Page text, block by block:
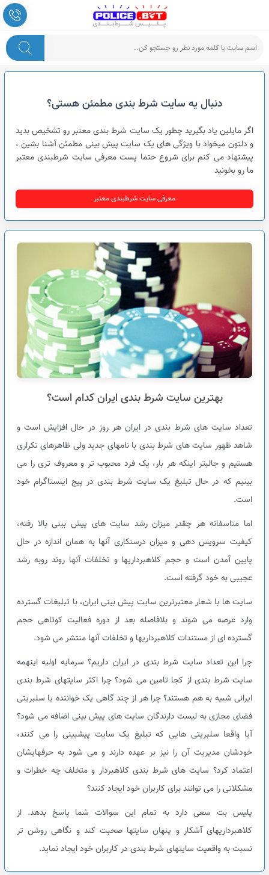
دنبال یه سایت شرط بندی مطمئن هستی؟
اگر مایلین یاد بگیرید چطور یک سایت شرط بندی معتبر رو تشخیص بدید
و دلتون میخواد با ویژگی های یک سایت پیش بینی مطمئن آشنا بشین ،
پیشنهاد می کنم برای شروع حتما پست معرفی سایت شرطبندی معتبر
ما رو بخونید
معرفی سایت شرطبندی معتبر
بهترین سایت شرط بندی ایران کدام است؟
تعداد سایت های شرط بندی در ایران هر روز در حال افزایش است و
شاهد ظهور سایت های شرط بندی با نامهای جدید ولی ظاهرهای تکراری
هستیم و جالبتر اینکه هر بار، یک فرد محبوب تر و معروف تری را می
بینیم که در حال تبلیغ یک سایت شرط بندی در پیج اینستاگرام خود
است.
اما متاسفانه هر چقدر میزان رشد سایت های پیش بینی بالا رفته،
کیفیت سرویس دهی و میزان درستکاری آنها به همان اندازه در حال
پایین آمدن است و حجم کلاهبرداریها و تخلفات آنها روند روبه رشد
عجیبی به خود گرفته است.
سایت ها با شعار معتبرترین سایت پیش بینی ایران، با تبلیغات گسترده
وارد عرصه می شوند و بلافاصله بعد از دوره فعالیت کوتاهی حجم
گسترده ای از مستندات کلاهبرداریها و تخلفات آنها منتشر می شود.
چرا این تعداد سایت شرط بندی در ایران داریم؟ سرمایه اولیه اینهمه
سایت شرط بندی از کجا تامین می شود؟ چرا اکثر سایتهای شرط بندی
ایرانی شبیه به هم هستند؟ چرا هر از چند گاهی یک خواننده یا سلبریتی
فضای مجازی به لیست دارندگان سایت های پیش بینی اضافه می شود؟
آیا واقعا سلبریتی هایی که تبلیغ یک سایت پیشبینی را می کنند،
خودشان مدیریت آن را نیز بر عهده دارند و می شود به حرفهایشان
اعتماد کرد؟ سایت های شرط بندی کلاهبردار و متخلف چه خطرات و
مشکلاتی را می توانند برای کاربران خود ایجاد کنند؟
پلیس بت سعی دارد به تمام این سوالات شما پاسخ بدهد. از
کلاهبرداریهای آشکار و پنهان سایتها صحبت کند و نگاهی روشن تر
نسبت به واقعیت سایتهای شرط بندی در کاربران خود ایجاد نماید.